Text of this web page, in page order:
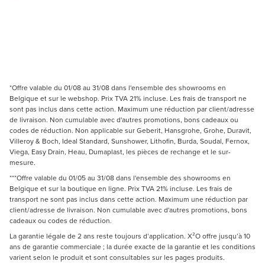
*Offre valable du 01/08 au 31/08 dans l'ensemble des showrooms en
Belgique et sur le webshop. Prix TVA 21% incluse. Les frais de transport ne
sont pas inclus dans cette action. Maximum une réduction par client/adresse
de livraison. Non cumulable avec d'autres promotions, bons cadeaux ou
codes de réduction. Non applicable sur Geberit, Hansgrohe, Grohe, Duravit,
Villeroy & Boch, Ideal Standard, Sunshower, Lithofin, Burda, Soudal, Fernox,
Viega, Easy Drain, Heau, Dumaplast, les pièces de rechange et le sur-
mesure.
***Offre valable du 01/05 au 31/08 dans l'ensemble des showrooms en
Belgique et sur la boutique en ligne. Prix TVA 21% incluse. Les frais de
transport ne sont pas inclus dans cette action. Maximum une réduction par
client/adresse de livraison. Non cumulable avec d'autres promotions, bons
cadeaux ou codes de réduction.
La garantie légale de 2 ans reste toujours d’application. X²O offre jusqu’à 10
ans de garantie commerciale ; la durée exacte de la garantie et les conditions
varient selon le produit et sont consultables sur les pages produits.